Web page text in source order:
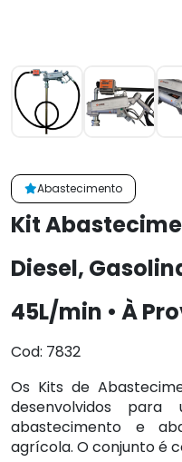
Abastecimento
Kit
Diesel,
45L/min • À
Cod: 7832
Os Kits de
desenvolvidos
abastecimento e
agrícola. O conjunto é